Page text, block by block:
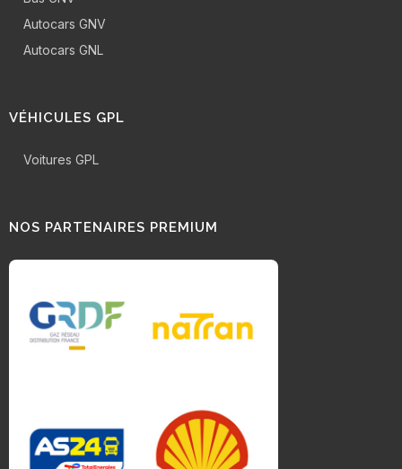
Autocars GNV
Autocars GNL
VÉHICULES GPL
Voitures GPL
NOS PARTENAIRES PREMIUM